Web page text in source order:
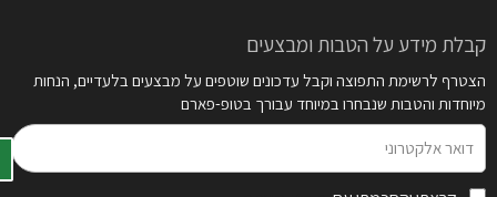
קבלת מידע על הטבות ומבצעים
הצטרף לרשימת התפוצה וקבל עדכונים שוטפים על מבצעים בלעדיים, הנחות
מיוחדות והטבות שנבחרו במיוחד עבורך בטופ-פארם
אלקטרוני